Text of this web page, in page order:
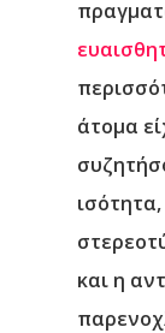
άτομα
και η